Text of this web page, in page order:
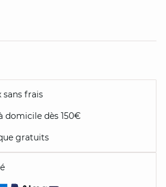
sans frais
domicile dès 150€
gratuits